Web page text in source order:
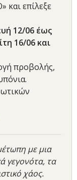
και επίλεξε
12/06 έως
16/06 και
προβολής,
με μια
γεγονότα, τα
χάος.